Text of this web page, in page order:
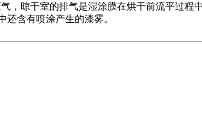
，晾干室的排气是湿涂膜在烘干前流平过
还含有喷涂产生的漆雾。